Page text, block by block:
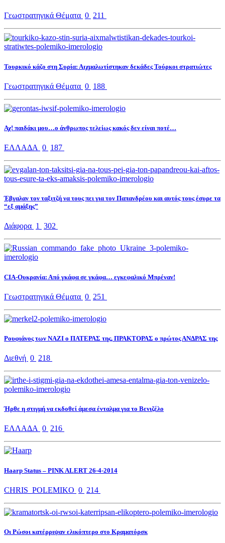
Γεωστρατηγικά Θέματα 0 211
Τουρκικό κάζο στη Συρία: Αιχμαλωτίστηκαν δεκάδες Τούρκοι στρατιώτες
Γεωστρατηγικά Θέματα 0 188
Αχ! παιδάκι μου…ο άνθρωπος τελείως κακός δεν είναι ποτέ…
ΕΛΛΑΔΑ 0 187
Έβγαλαν τον ταξιτζή να τους πει για τον Παπανδρέου και αυτός τους έσυρε τα
“εξ αμάξης”
Διάφορα 1 302
CIA-Ουκρανία: Από γκάφα σε γκάφα… εγκεφαλικό Μπρέναν!
Γεωστρατηγικά Θέματα 0 251
Ρουφιάνος των ΝΑΖΙ ο ΠΑΤΕΡΑΣ της, ΠΡΑΚΤΟΡΑΣ ο πρώτος ΑΝΔΡΑΣ της
Διεθνή 0 218
Ήρθε η στιγμή να εκδοθεί άμεσα ένταλμα για το Βενιζέλο
ΕΛΛΑΔΑ 0 216
Haarp Status – PINK ALERT 26-4-2014
CHRIS_POLEMIKO 0 214
Οι Ρώσοι κατέρριψαν ελικόπτερο στο Κραματόρσκ